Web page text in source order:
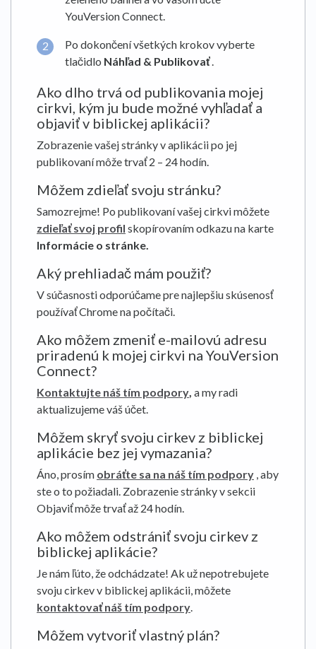
YouVersion Connect.
Po dokončení všetkých krokov vyberte
tlačidlo Náhľad & Publikovať.
Ako dlho trvá od publikovania mojej
cirkvi, kým ju bude možné vyhľadať a
objaviť v biblickej aplikácii?
Zobrazenie vašej stránky v aplikácii po jej
publikovaní môže trvať 2 – 24 hodín.
Môžem zdieľať svoju stránku?
Samozrejme! Po publikovaní vašej cirkvi môžete
zdieľať svoj profil skopírovaním odkazu na karte
Informácie o stránke.
Aký prehliadač mám použiť?
V súčasnosti odporúčame pre najlepšiu skúsenosť
používať Chrome na počítači.
Ako môžem zmeniť e-mailovú adresu
priradenú k mojej cirkvi na YouVersion
Connect?
Kontaktujte náš tím podpory, a my radi
aktualizujeme váš účet.
Môžem skryť svoju cirkev z biblickej
aplikácie bez jej vymazania?
Áno, prosím obráťte sa na náš tím podpory , aby
ste o to požiadali. Zobrazenie stránky v sekcii
Objaviť môže trvať až 24 hodín.
Ako môžem odstrániť svoju cirkev z
biblickej aplikácie?
Je nám ľúto, že odchádzate! Ak už nepotrebujete
svoju cirkev v biblickej aplikácii, môžete
kontaktovať náš tím podpory.
Môžem vytvoriť vlastný plán?